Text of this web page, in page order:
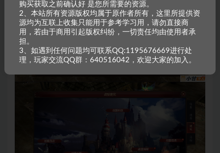
购买获取之前确认好 是您所需要的资源。
2、本站所有资源版权均属于原作者所有，这里所提供资
源均为互联上收集只能用于参考学习用，请勿直接商
用，若由于商用引起版权纠纷，一切责任均由使用者承
担。
3、如遇到任何问题均可联系QQ:1195676669进行处
理，玩家交流QQ群：640516042，欢迎大家的加入。